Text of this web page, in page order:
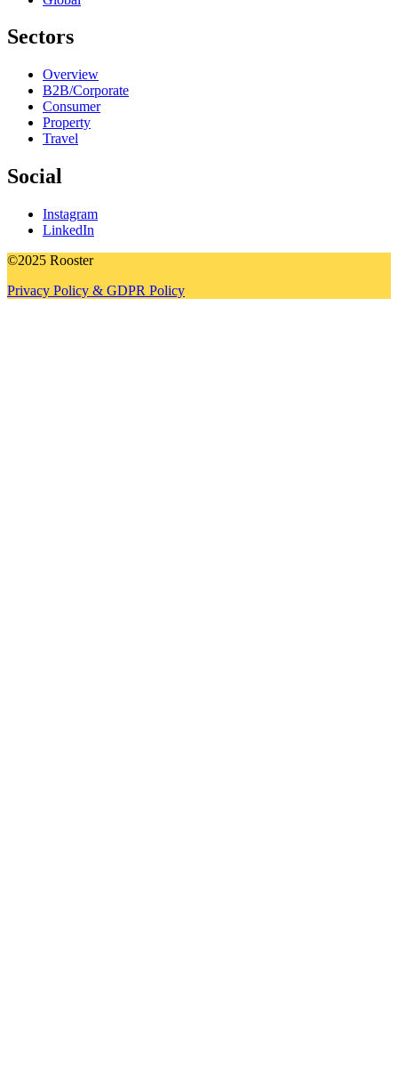
Sectors
Overview
B2B/Corporate
Consumer
Property
Travel
Social
Instagram
LinkedIn
©2025 Rooster
Privacy Policy & GDPR Policy